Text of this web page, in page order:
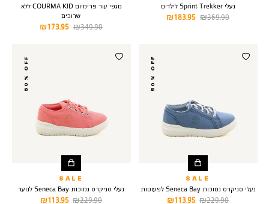
נעלי Sprint Trekker לילדים
מחיר
183.95 ₪
מחיר
369.90 ₪
מגפי עור פרימיום COURMA KID ללא
שרוכים
מחיר
173.95 ₪
מחיר
349.90 ₪
50% OFF
SALE
נעלי סניקרס נמוכות Seneca Bay לפעוטות
מחיר
113.95 ₪ מחיר
229.90 ₪
50% OFF
SALE
נעלי סניקרס נמוכות Seneca Bay לנוער
מחיר
113.95 ₪ מחיר
229.90 ₪